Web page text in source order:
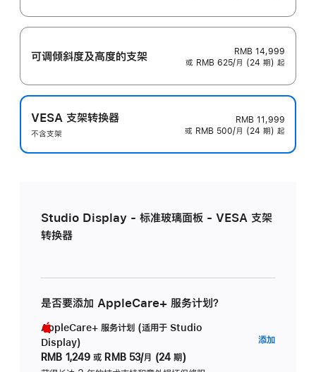
可调倾斜度及高‍度的支‍架
RMB 14,999
或 RMB 625/月 (24 期) 起
VESA 支架转换器
不含支架
RMB 11,999
或 RMB 500/月 (24 期) 起
Studio Display - 标准玻璃面板 - VESA 支架
转换器
是否要添加 AppleCare+ 服务计划？
AppleCare+ 服务计划 (适用于 Studio
Display)
RMB 1,249 或 RMB 53/月 (24 期)
添加